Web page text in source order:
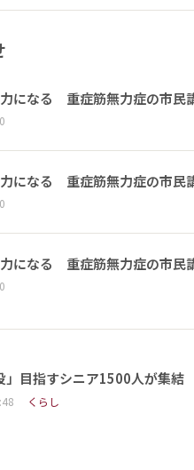
になる 重症筋無力症の市民
になる 重症筋無力症の市民
になる 重症筋無力症の市民
」目指すシニア1500人が集
くらし